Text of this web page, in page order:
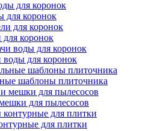
для коронок
коронок
воды для коронок
шаблоны плиточника
для пылесосов
для плитки